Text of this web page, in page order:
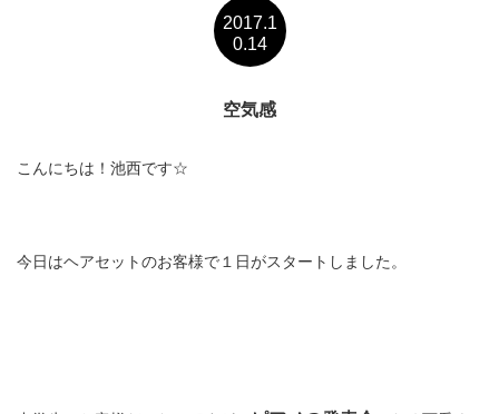
2017.1
0.14
空気感
こんにちは！池西です☆
今日はヘアセットのお客様で１日がスタートしました。